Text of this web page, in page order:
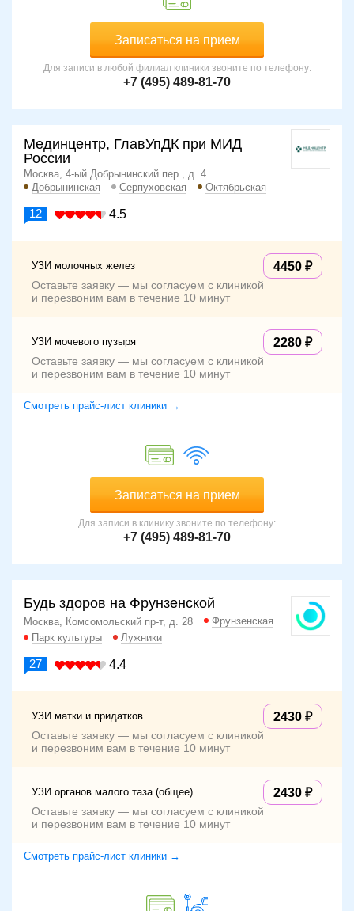
Записаться на прием
Для записи в любой филиал клиники звоните по телефону:
+7 (495) 489-81-70
Мединцентр, ГлавУпДК при МИД
России
Москва, 4-ый Добрынинский пер., д. 4
Добрынинская
Серпуховская Октябрьская
12 4.5
УЗИ молочных желез 4450
Оставьте заявку — мы согласуем с клиникой
и перезвоним вам в течение 10 минут
УЗИ мочевого пузыря 2280
Оставьте заявку — мы согласуем с клиникой
и перезвоним вам в течение 10 минут
Смотреть прайс-лист клиники →
Записаться на прием
Для записи в клинику звоните по телефону:
+7 (495) 489-81-70
Будь здоров на Фрунзенской
Москва, Комсомольский пр-т, д. 28
Фрунзенская
Парк культуры
Лужники
27 4.4
УЗИ матки и придатков 2430
Оставьте заявку — мы согласуем с клиникой
и перезвоним вам в течение 10 минут
УЗИ органов малого таза (общее) 2430
Оставьте заявку — мы согласуем с клиникой
и перезвоним вам в течение 10 минут
Смотреть прайс-лист клиники →